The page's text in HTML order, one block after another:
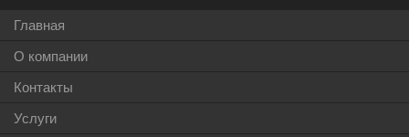
Главная
О компании
Контакты
Услуги